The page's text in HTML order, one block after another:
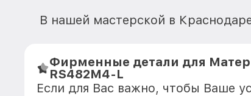
В нашей мастерской в
Фирменные детали для
RS482M4-L
Если для Вас важно, чтобы Ваше